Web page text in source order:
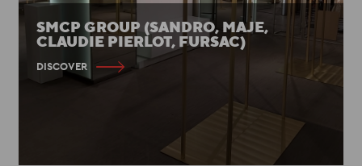
SMCP GROUP (SANDRO, MAJE,
CLAUDIE PIERLOT, FURSAC)
DISCOVER